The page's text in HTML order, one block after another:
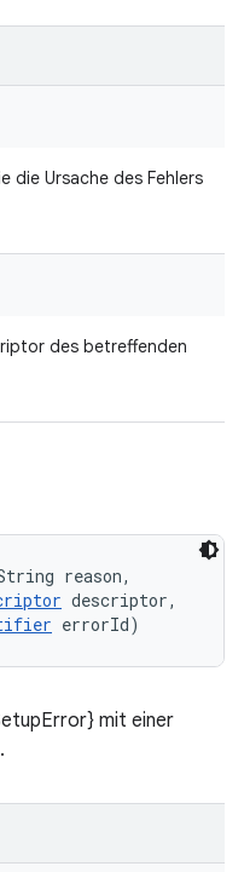
die Ursache des Fehlers
des betreffenden
reason,
descriptor,
errorId)
mit einer